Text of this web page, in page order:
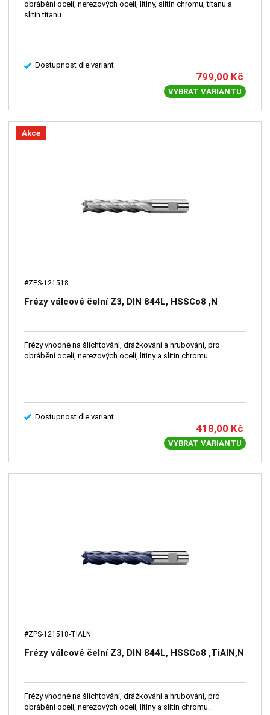
obrábění ocelí, nerezových ocelí, litiny, slitin chromu, titanu a
slitin titanu.
Dostupnost dle variant
799,00 Kč
VYBRAT VARIANTU
Akce
#ZPS-121518
Frézy válcové čelní Z3, DIN 844L, HSSCo8 ,N
Frézy vhodné na šlichtování, drážkování a hrubování, pro
obrábění ocelí, nerezových ocelí, litiny a slitin chromu.
Dostupnost dle variant
418,00 Kč
VYBRAT VARIANTU
#ZPS-121518-TIALN
Frézy válcové čelní Z3, DIN 844L, HSSCo8 ,TiAlN,N
Frézy vhodné na šlichtování, drážkování a hrubování, pro
obrábění ocelí, nerezových ocelí, litiny a slitin chromu.